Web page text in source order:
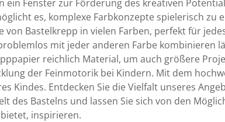
Fenster zur Förderung des kreativen
es, komplexe Farbkonzepte spielerisch zu
Bastelkrepp in vielen Farben, perfekt für
mit jeder anderen Farbe kombinieren
reichlich Material, um auch größere
der Feinmotorik bei Kindern. Mit dem
Kindes. Entdecken Sie die Vielfalt unseres
des Bastelns und lassen Sie sich von den
bietet, inspirieren.